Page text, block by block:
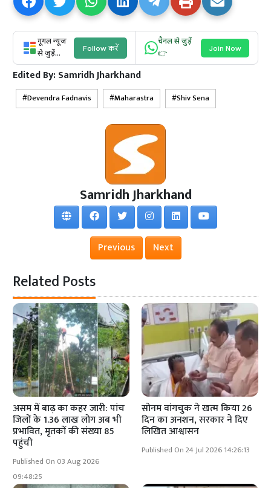
गूगल न्यूज
से जुड़ें...
Follow करें
चैनल से जुड़ें
👉
Join Now
Edited By:Samridh Jharkhand
Devendra Fadnavis Maharastra Shiv Sena
Samridh Jharkhand
Previous Next
Related Posts
असम में बाढ़ का कहर जारी: पांच
जिलों के 1.36 लाख लोग अब भी
प्रभावित, मृतकों की संख्या 85
पहुंची
Published On 03 Aug 2026
09:48:25
सोनम वांगचुक ने खत्म किया 26
दिन का अनशन, सरकार ने दिए
लिखित आश्वासन
Published On 24 Jul 2026 14:26:13